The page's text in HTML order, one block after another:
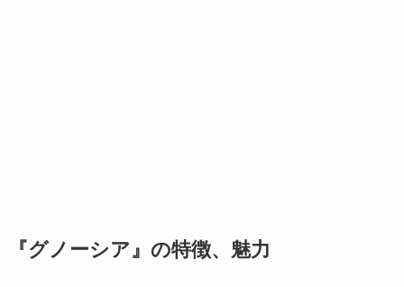
『グノーシア』の特徴、魅力